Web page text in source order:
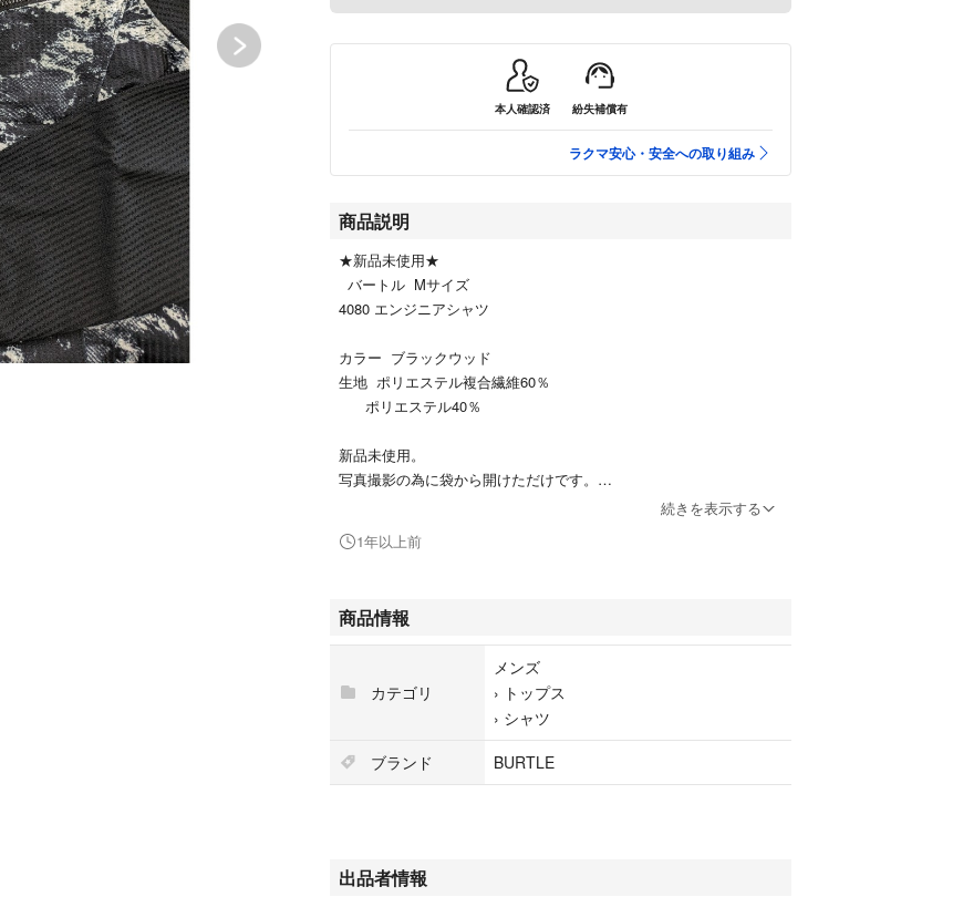
本人確認済 紛失補償有
ラクマ安心・安全への取り組み
商品説明
★新品未使用★
バートル Mサイズ
4080 エンジニアシャツ
カラー ブラックウッド
生地 ポリエステル複合繊維60％
ポリエステル40％
新品未使用。
写真撮影の為に袋から開けただけです。
発送の袋はリサイクル品を利用させて頂きます。
続きを表示する
1年以上前
商品情報
カテゴリ
メンズ
› トップス
› シャツ
ブランド
BURTLE
出品者情報